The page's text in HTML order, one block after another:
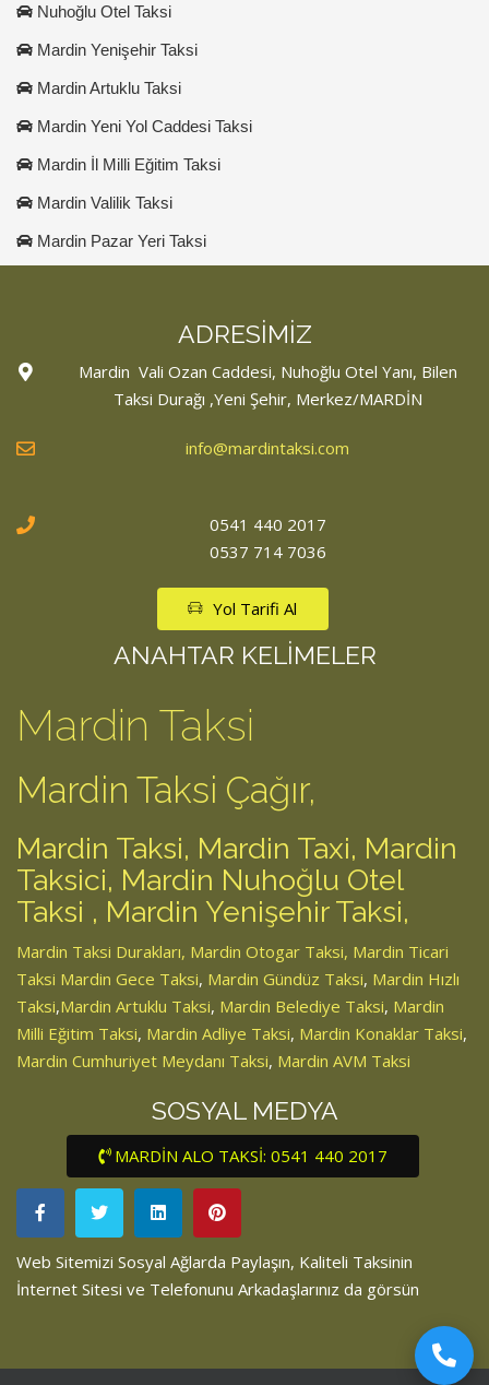
Nuhoğlu Otel Taksi
Mardin Yenişehir Taksi
Mardin Artuklu Taksi
Mardin Yeni Yol Caddesi Taksi
Mardin İl Milli Eğitim Taksi
Mardin Valilik Taksi
Mardin Pazar Yeri Taksi
ADRESİMİZ
Mardin Vali Ozan Caddesi, Nuhoğlu Otel Yanı, Bilen
Taksi Durağı ,Yeni Şehir, Merkez/MARDİN
info@mardintaksi.com
0541 440 2017
0537 714 7036
Yol Tarifi Al
ANAHTAR KELİMELER
Mardin Taksi
Mardin Taksi Çağır,
Mardin Taksi, Mardin Taxi, Mardin
Taksici, Mardin Nuhoğlu Otel
Taksi , Mardin Yenişehir Taksi,
Mardin Taksi Durakları, Mardin Otogar Taksi, Mardin Ticari
Taksi Mardin Gece Taksi, Mardin Gündüz Taksi, Mardin Hızlı
Taksi,Mardin Artuklu Taksi, Mardin Belediye Taksi, Mardin
Milli Eğitim Taksi, Mardin Adliye Taksi, Mardin Konaklar Taksi,
Mardin Cumhuriyet Meydanı Taksi, Mardin AVM Taksi
SOSYAL MEDYA
MARDİN ALO TAKSİ: 0541 440 2017
Web Sitemizi Sosyal Ağlarda Paylaşın, Kaliteli Taksinin
İnternet Sitesi ve Telefonunu Arkadaşlarınız da görsün